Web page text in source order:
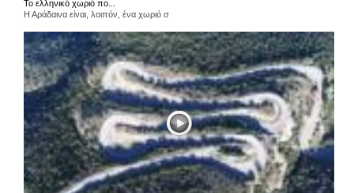
Το ελληνικό χωριό πο...
Η Αράδαινα είναι, λοιπόν, ένα χωριό σ